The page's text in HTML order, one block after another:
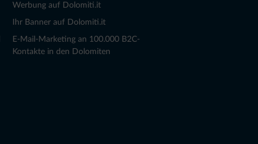
Werbung auf Dolomiti.it
Ihr Banner auf Dolomiti.it
E-Mail-Marketing an 100.000 B2C-
Kontakte in den Dolomiten